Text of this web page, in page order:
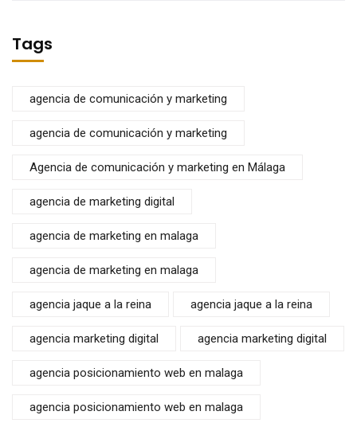
Tags
agencia de comunicación y marketing
agencia de comunicación y marketing
Agencia de comunicación y marketing en Málaga
agencia de marketing digital
agencia de marketing en malaga
agencia de marketing en malaga
agencia jaque a la reina agencia jaque a la reina
agencia marketing digital agencia marketing digital
agencia posicionamiento web en malaga
agencia posicionamiento web en malaga